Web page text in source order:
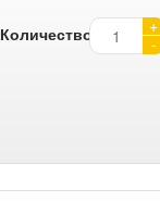
Количество:
+
-